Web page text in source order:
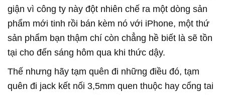
giận vì công ty này đột nhiên chế ra một dòng sản
phẩm mới tinh rồi bán kèm nó với iPhone, một thứ
sản phẩm bạn thậm chí còn chẳng hề biết là sẽ tồn
tại cho đến sáng hôm qua khi thức dậy.
Thế nhưng hãy tạm quên đi những điều đó, tạm
quên đi jack kết nối 3,5mm quen thuộc hay cổng tai